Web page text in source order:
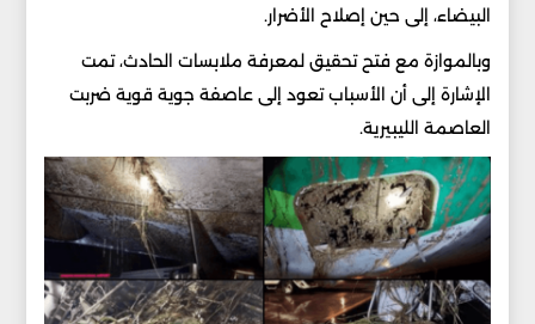
البيضاء، إلى حين إصلاح الأضرار.
وبالموازة مع فتح تحقيق لمعرفة ملابسات الحادث، تمت
الإشارة إلى أن الأسباب تعود إلى عاصفة جوية قوية ضربت
العاصمة الليبيرية.